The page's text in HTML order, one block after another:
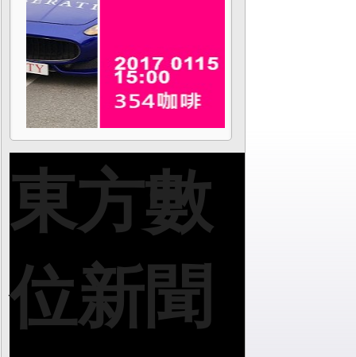
東方數
位新聞